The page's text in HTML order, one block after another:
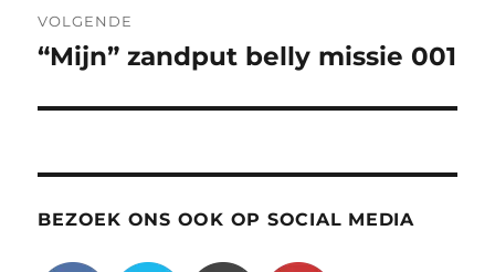
VOLGENDE
Volgend
“Mijn” zandput belly missie 001
BEZOEK ONS OOK OP SOCIAL MEDIA